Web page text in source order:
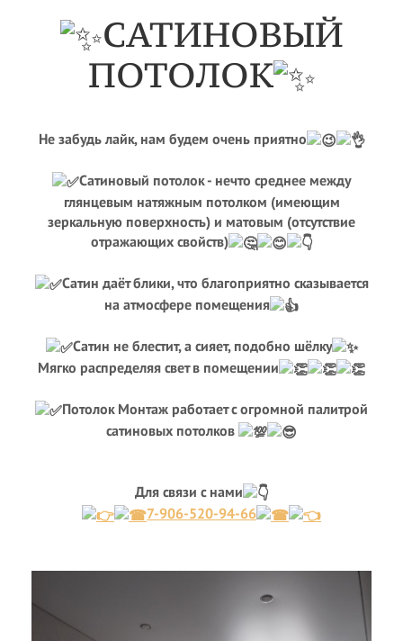
САТИНОВЫЙ
ПОТОЛОК
Не забудь лайк, нам будем очень приятно
Сатиновый потолок - нечто среднее между
глянцевым натяжным потолком (имеющим
зеркальную поверхность) и матовым (отсутствие
отражающих свойств)
Сатин даёт блики, что благоприятно сказывается
на атмосфере помещения
Сатин не блестит, а сияет, подобно шёлку
Мягко распределяя свет в помещении
Потолок Монтаж работает с огромной палитрой
сатиновых потолков
Для связи с нами
7-906-520-94-66